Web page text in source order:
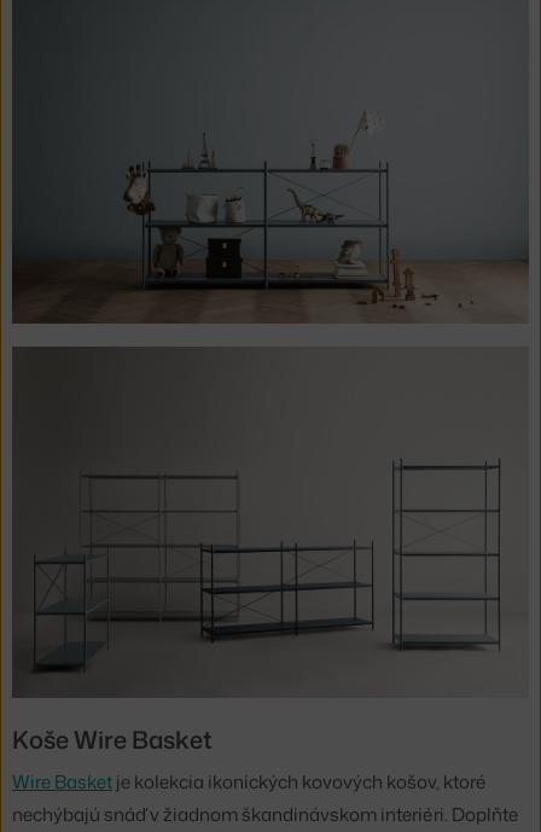
Koše Wire Basket
Wire Basketje kolekcia ikonických kovových košov, ktoré
nechýbajú snáď v žiadnom škandinávskom interiéri. Doplňte